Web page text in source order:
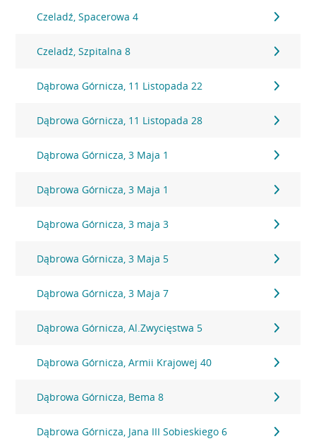
Czeladź, Spacerowa 4
Czeladź, Szpitalna 8
Dąbrowa Górnicza, 11 Listopada 22
Dąbrowa Górnicza, 11 Listopada 28
Dąbrowa Górnicza, 3 Maja 1
Dąbrowa Górnicza, 3 Maja 1
Dąbrowa Górnicza, 3 maja 3
Dąbrowa Górnicza, 3 Maja 5
Dąbrowa Górnicza, 3 Maja 7
Dąbrowa Górnicza, Al.Zwycięstwa 5
Dąbrowa Górnicza, Armii Krajowej 40
Dąbrowa Górnicza, Bema 8
Dąbrowa Górnicza, Jana III Sobieskiego 6